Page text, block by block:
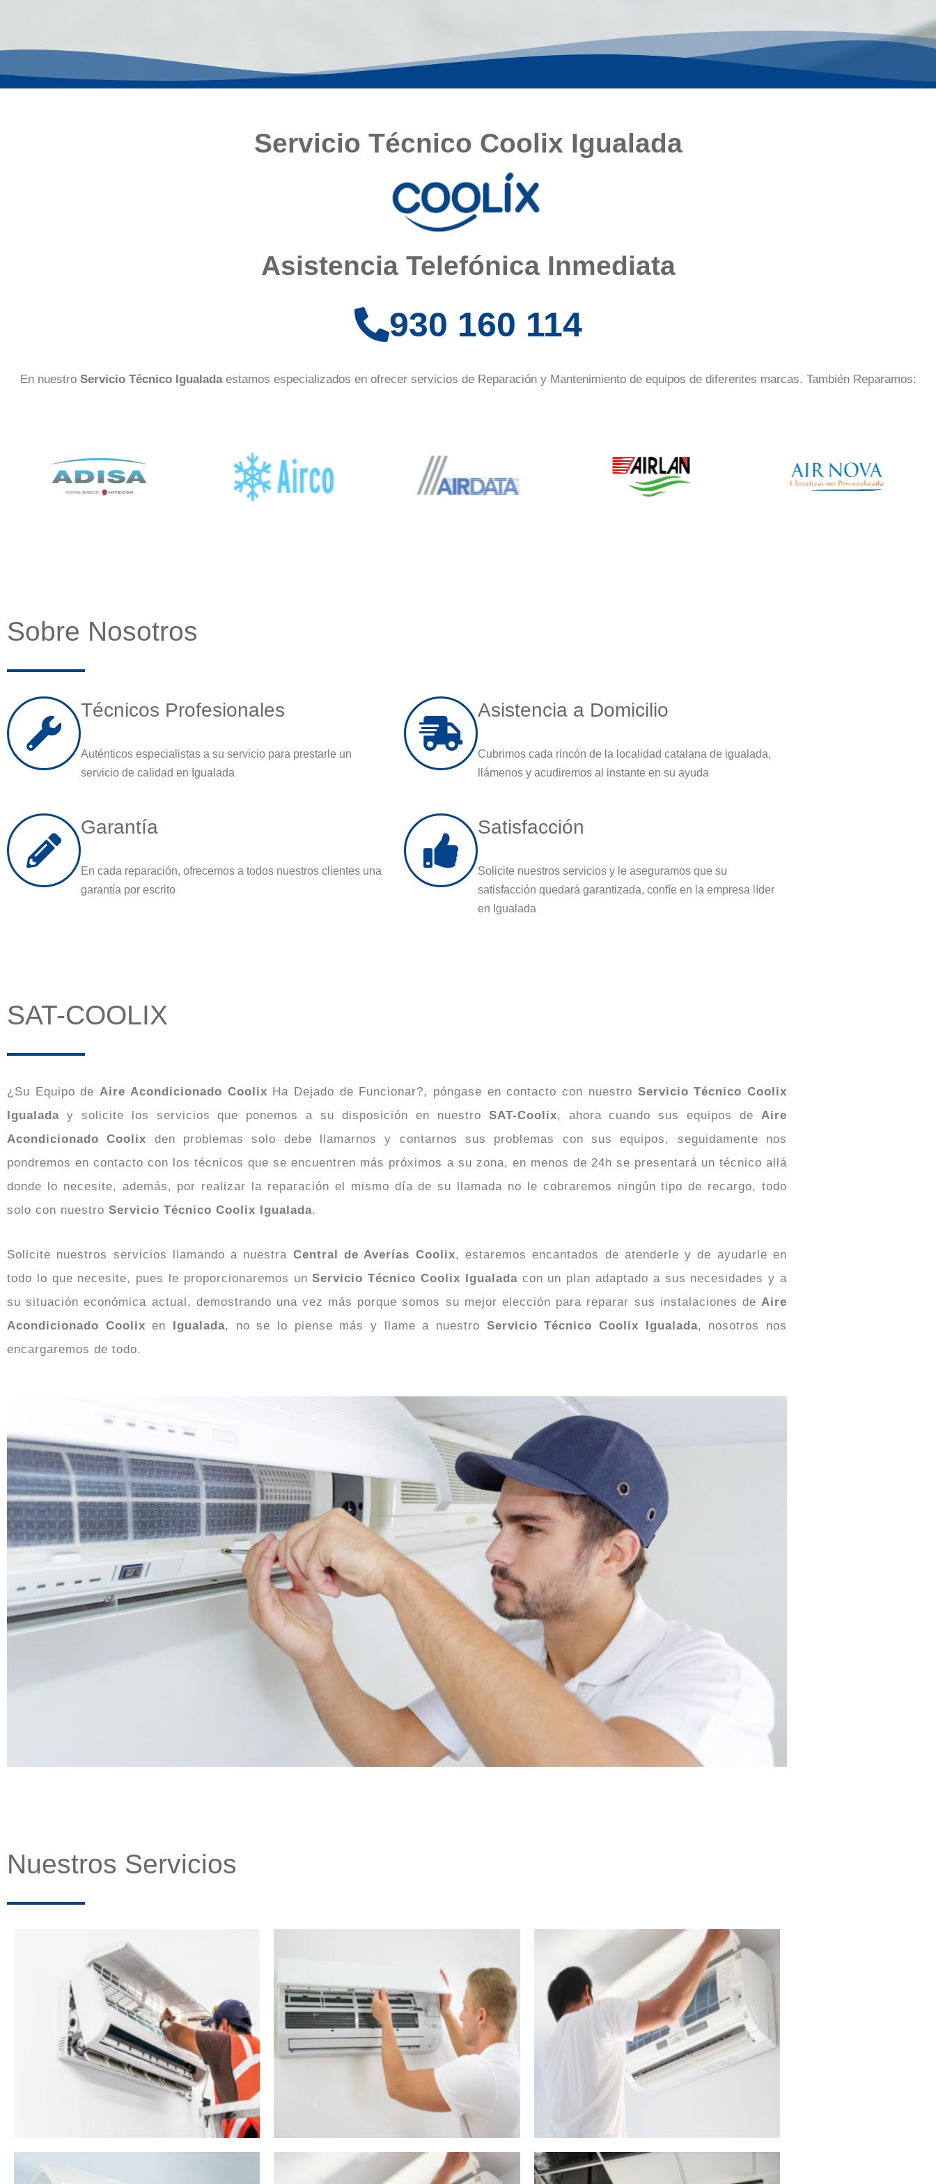
Servicio Técnico Coolix Igualada
Asistencia Telefónica Inmediata
930 160 114
En nuestro Servicio Técnico Igualada estamos especializados en ofrecer servicios de Reparación y Mantenimiento de equipos de diferentes marcas. También Reparamos:
Sobre Nosotros
Técnicos Profesionales
Auténticos especialistas a su servicio para prestarle un
servicio de calidad en Igualada
Asistencia a Domicilio
Cubrimos cada rincón de la localidad catalana de igualada,
llámenos y acudiremos al instante en su ayuda
Garantía
En cada reparación, ofrecemos a todos nuestros clientes una
garantía por escrito
Satisfacción
Solicite nuestros servicios y le aseguramos que su
satisfacción quedará garantizada, confíe en la empresa líder
en Igualada
SAT-COOLIX
¿Su Equipo deAire Acondicionado Coolix Ha Dejado de Funcionar?, póngase en contacto con nuestro Servicio Técnico Coolix
Igualada y solicite los servicios que ponemos a su disposición en nuestro SAT-Coolix, ahora cuando sus equipos deAire
Acondicionado Coolix den problemas solo debe llamarnos y contarnos sus problemas con sus equipos, seguidamente nos
pondremos en contacto con los técnicos que se encuentren más próximos a su zona, en menos de 24h se presentará un técnico allá
donde lo necesite, además, por realizar la reparación el mismo día de su llamada no le cobraremos ningún tipo de recargo, todo
solo con nuestro Servicio Técnico Coolix Igualada.
Solicite nuestros servicios llamando a nuestra Central de Averías Coolix, estaremos encantados de atenderle y de ayudarle en
todo lo que necesite, pues le proporcionaremos unServicio Técnico Coolix Igualada con un plan adaptado a sus necesidades y a
su situación económica actual, demostrando una vez más porque somos su mejor elección para reparar sus instalaciones de Aire
Acondicionado Coolix en Igualada, no se lo piense más y llame a nuestro Servicio Técnico Coolix Igualada, nosotros nos
encargaremos de todo.
Nuestros Servicios